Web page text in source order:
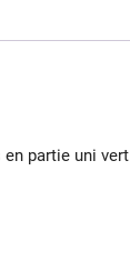
en partie uni vert